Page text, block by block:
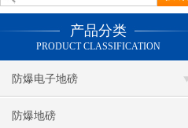
产品分类
PRODUCT CLASSIFICATION
防爆电子地磅
防爆地磅